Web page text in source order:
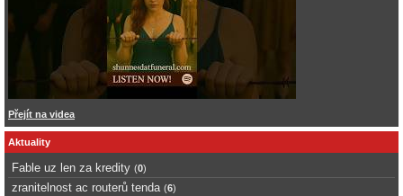
Přejít na videa
Aktuality
Fable uz len za kredity (0)
zranitelnost ac routerů tenda (6)